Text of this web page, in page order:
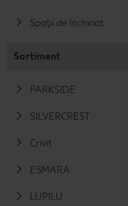
Spații de închiriat
Sortiment
PARKSIDE
SILVERCREST
Crivit
ESMARA
LUPILU